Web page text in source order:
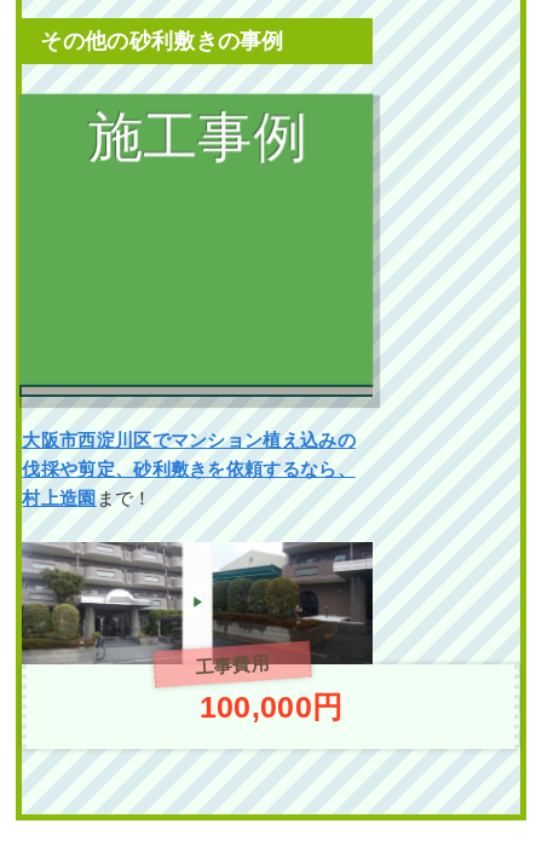
2024年2月29日/大阪市鶴見区,
植栽,大阪市,
常緑樹ア行
ャラ,大阪府,植栽
タマリュウを植えた事
例｜大阪市都島区A様
その他の砂利敷きの事例
砂利敷き
ト張りと砂利敷きを実施
した事例｜大阪市大正区
作業前 作業後 雑草対策として
防草シ ...
続きを読む
植栽と砂利敷きをした事
大阪市西淀川区でマンション植え込みの
伐採や剪定、砂利敷きを依頼するなら、
村上造園 まで！
工事費用
100,000円